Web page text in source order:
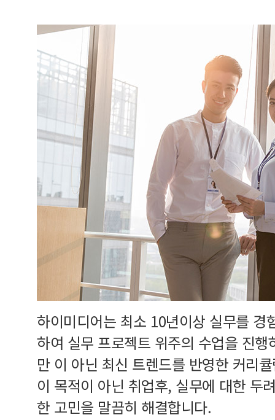
하이미디어는 최소 10년이상 실무를 경
하여 실무 프로젝트 위주의 수업을 진
만 이 아닌 최신 트렌드를 반영한 커리
이 목적이 아닌 취업후, 실무에 대한 두
한 고민을 말끔히 해결합니다.